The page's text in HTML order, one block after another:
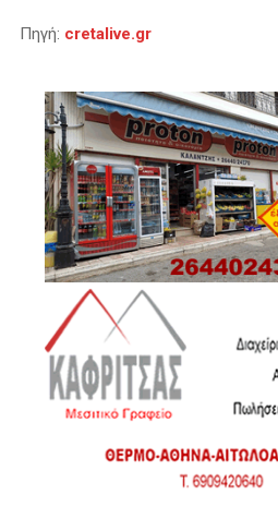
Πηγή: cretalive.gr